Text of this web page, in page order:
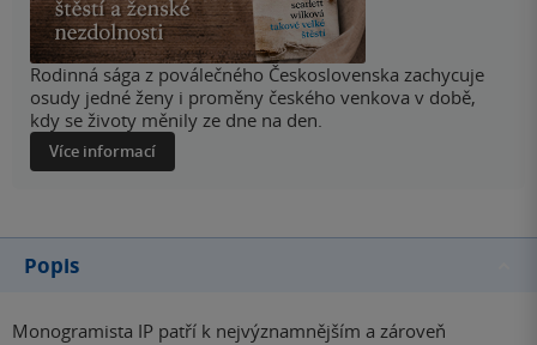
Rodinná sága z poválečného Československa zachycuje
osudy jedné ženy i proměny českého venkova v době,
kdy se životy měnily ze dne na den.
Více informací
Popis
Monogramista IP patří k nejvýznamnějším a zároveň